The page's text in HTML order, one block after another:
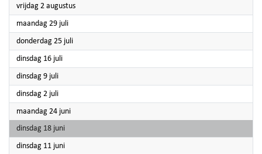
vrijdag 2 augustus2024
maandag 29 juli2024
donderdag 25 juli2024
dinsdag 16 juli2024
dinsdag 9 juli2024
dinsdag 2 juli2024
maandag 24 juni2024
dinsdag 18 juni2024
dinsdag 11 juni2024